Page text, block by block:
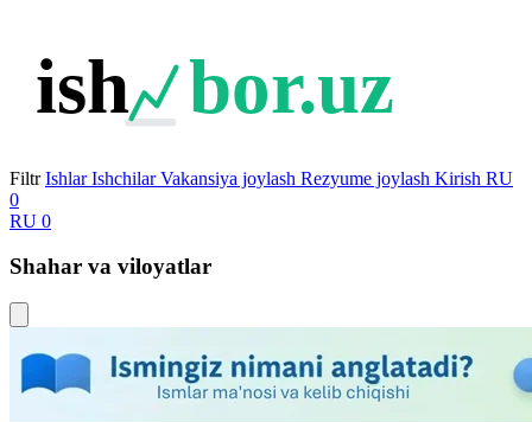
ish bor.uz
Filtr Ishlar Ishchilar Vakansiya joylash Rezyume joylash Kirish RU
0
RU 0
Shahar va viloyatlar